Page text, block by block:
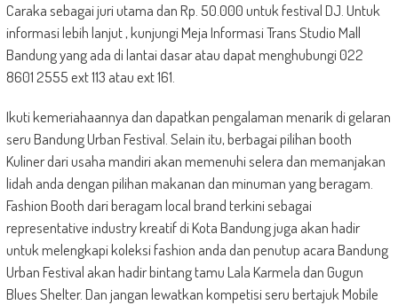
Caraka sebagai juri utama dan Rp. 50.000 untuk festival DJ. Untuk
informasi lebih lanjut , kunjungi Meja Informasi Trans Studio Mall
Bandung yang ada di lantai dasar atau dapat menghubungi 022
8601 2555 ext 113 atau ext 161.
Ikuti kemeriahaannya dan dapatkan pengalaman menarik di gelaran
seru Bandung Urban Festival. Selain itu, berbagai pilihan booth
Kuliner dari usaha mandiri akan memenuhi selera dan memanjakan
lidah anda dengan pilihan makanan dan minuman yang beragam.
Fashion Booth dari beragam local brand terkini sebagai
representative industry kreatif di Kota Bandung juga akan hadir
untuk melengkapi koleksi fashion anda dan penutup acara Bandung
Urban Festival akan hadir bintang tamu Lala Karmela dan Gugun
Blues Shelter. Dan jangan lewatkan kompetisi seru bertajuk Mobile